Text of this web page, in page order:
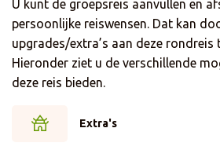
U kunt de groepsreis aanvullen en
persoonlijke reiswensen. Dat kan
upgrades/extra’s aan deze rondreis
Hieronder ziet u de verschillende
deze reis bieden.
Extra's